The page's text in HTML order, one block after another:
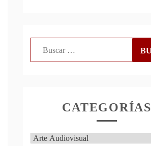
CATEGORÍAS
Categorías